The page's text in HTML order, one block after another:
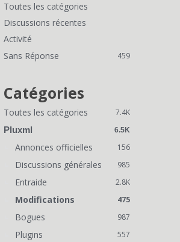
L
i
e
n
s
r
Toutes les catégories
Discussions récentes
Activité
Sans Réponse
459
Catégories
7.4K
Toutes les catégories
6.5K
Pluxml
156
Annonces officielles
985
Discussions générales
2.8K
Entraide
475
Modifications
987
Bogues
557
Plugins